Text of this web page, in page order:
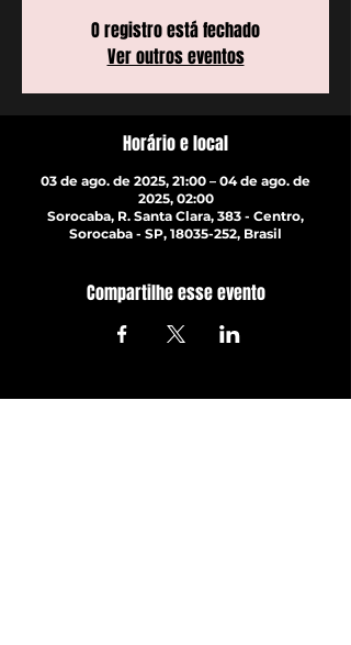
O registro está fechado
Ver outros eventos
Horário e local
03 de ago. de 2025, 21:00 – 04 de ago. de
2025, 02:00
Sorocaba, R. Santa Clara, 383 - Centro,
Sorocaba - SP, 18035-252, Brasil
Compartilhe esse evento